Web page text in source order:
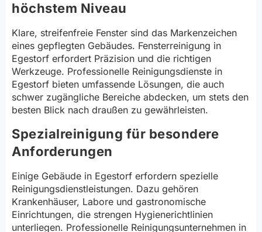
höchstem Niveau
Klare, streifenfreie Fenster sind das Markenzeichen
eines gepflegten Gebäudes. Fensterreinigung in
Egestorf erfordert Präzision und die richtigen
Werkzeuge. Professionelle Reinigungsdienste in
Egestorf bieten umfassende Lösungen, die auch
schwer zugängliche Bereiche abdecken, um stets den
besten Blick nach draußen zu gewährleisten.
Spezialreinigung für besondere
Anforderungen
Einige Gebäude in Egestorf erfordern spezielle
Reinigungsdienstleistungen. Dazu gehören
Krankenhäuser, Labore und gastronomische
Einrichtungen, die strengen Hygienerichtlinien
unterliegen. Professionelle Reinigungsunternehmen in